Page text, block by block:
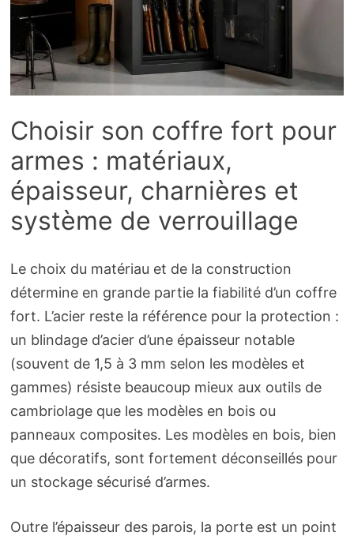
Choisir son coffre fort pour
armes : matériaux,
épaisseur, charnières et
système de verrouillage
Le choix du matériau et de la construction
détermine en grande partie la fiabilité d’un coffre
fort. L’acier reste la référence pour la protection :
un blindage d’acier d’une épaisseur notable
(souvent de 1,5 à 3 mm selon les modèles et
gammes) résiste beaucoup mieux aux outils de
cambriolage que les modèles en bois ou
panneaux composites. Les modèles en bois, bien
que décoratifs, sont fortement déconseillés pour
un stockage sécurisé d’armes.
Outre l’épaisseur des parois, la porte est un point